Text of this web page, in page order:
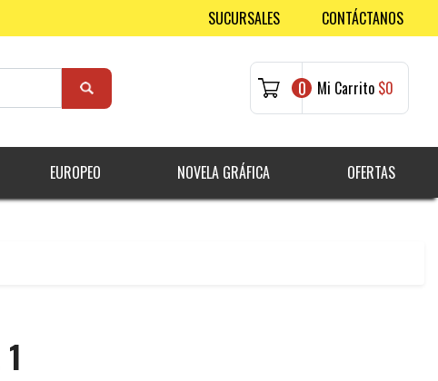
SUCURSALES CONTÁCTANOS
0 Mi Carrito $0
EUROPEO NOVELA GRÁFICA OFERTAS